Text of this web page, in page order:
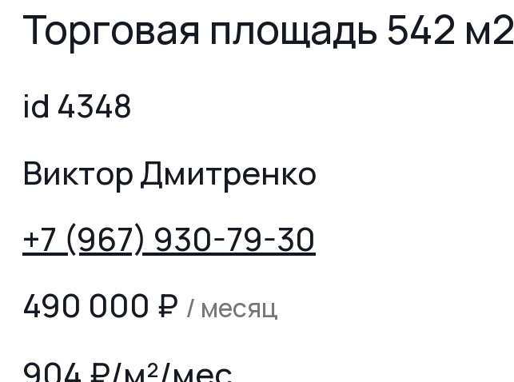
Торговая площадь 542 м2
id 4348
Виктор Дмитренко
+7 (967) 930-79-30
490 000 ₽ / месяц